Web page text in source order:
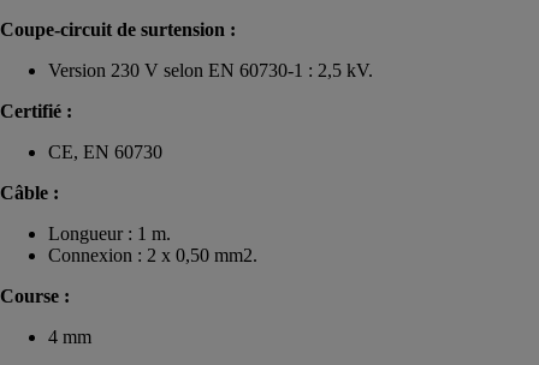
Coupe-circuit de surtension :
Version 230 V selon EN 60730-1 : 2,5 kV.
Certifié :
CE, EN 60730
Câble :
Longueur : 1 m.
Connexion : 2 x 0,50 mm2.
Course :
4 mm